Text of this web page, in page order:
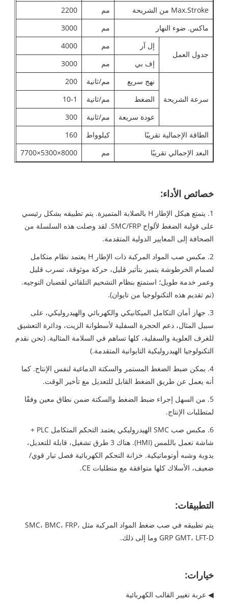
Max.Stroke من الشريحة مم
2200
ماكس. ضوء النهار
مم 3000
جدول العمل
إل آر مم
4000
إف بي
مم 3000
سرعة الشريحة
نهج سريع مم/ثانية
200
الضغط
مم/ثانية
10-1
عودة سريعة
مم/ثانية
300
الطاقة الإجمالية تقريبًا
كيلوواط
160
البعد الإجمالي تقريبًا
مم 8000×5300×7700
خصائص الأداء:
1. يتمتع هيكل الإطار H بالصلابة المتميزة. يتم تطبيقه بشكل رئيسي
على قولبة الضغط لألواح SMC/FRP. لقد وصلت هذه السلسلة من
الصحافة إلى المعايير الدولية المتقدمة.
2. مكبس صب المواد المركبة ذات الإطار H يعتمد نظام متكامل
لصمام الخرطوشة يتميز بتأثير قليل، حركة موثوقة، تسرب قليل
وعمر خدمة طويل؛ استمتع بنظام التشحيم التلقائي لقضبان التوجيه.
(تم تقديم هذه التكنولوجيا من تايوان).
3. جهاز أمان التكامل الميكانيكي والكهربائي والهيدروليكي، على
سبيل المثال، دعم الحجرة السفلية لأسطوانة الزيت، ودائرة التعشيق
للغرف العلوية والسفلية، كلها تساهم في السلامة المثالية. (نحن نقدم
التكنولوجيا الهيدروليكية التايوانية المتقدمة.)
4. يمكن ضبط الضغط المستمر والسكتة الدماغية لنفس الإنتاج. كما
أنه يعمل عن طريق الضغط القابل للتعديل مع تأخير الوقت.
5. من السهل إجراء ضبط الضغط والسكتة ضمن نطاق معين وفقًا
لمتطلبات الإنتاج.
6. مكبس صب SMC الهيدروليكي يعتمد التحكم المتكامل PLC +
شاشة تعمل باللمس (HMI). هناك 3 طرق تشغيل، قابلة للتعديل،
يدوية وشبه أوتوماتيكية. خزانة التحكم الكهربائية فصل تيار قوي/
ضعيف، الأسلاك كلها متوافقة مع متطلبات CE.
التطبيقات:
يتم تطبيقه في صب ضغط المواد المركبة مثل SMC، BMC، FRP،
GRP GMT، LFT-D وما إلى ذلك.
خيارات:
◀ عربة تغيير القالب الكهربائية